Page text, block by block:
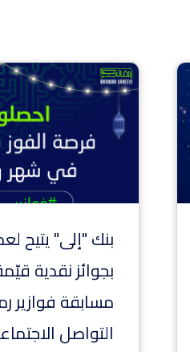
بنك "إلى" يتيح
بجوائز نقدية
مسابقة فوازير
التواصل